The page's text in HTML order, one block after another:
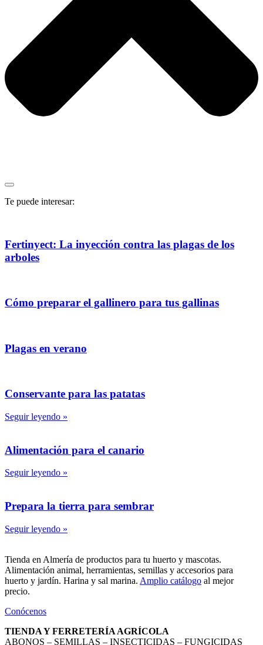
Te puede interesar:
Fertinyect: La inyección contra las plagas de los
arboles
Cómo preparar el gallinero para tus gallinas
Plagas en verano
Conservante para las patatas
Seguir leyendo »
Alimentación para el canario
Seguir leyendo »
Prepara la tierra para sembrar
Seguir leyendo »
Tienda en Almería de productos para tu huerto y mascotas.
Alimentación animal, herramientas, semillas y accesorios para
huerto y jardín. Harina y sal marina. Amplio catálogo al mejor
precio.
Conócenos
TIENDA Y FERRETERÍA AGRÍCOLA
ABONOS – SEMILLAS – INSECTICIDAS – FUNGICIDAS